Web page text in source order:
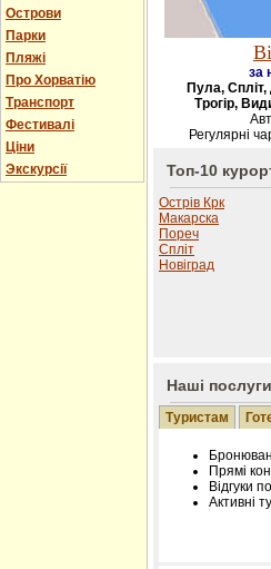
Острови
Парки
Пляжі
Про Хорватію
Транспорт
Фестивалі
Ціни
Экскурсії
за
Пула,
Трогір,
Регулярні
Топ-10
Острів Крк
Макарска
Пореч
Спліт
Новіград
Наші послуги
Туристам
Прямі
Відгуки
Активні